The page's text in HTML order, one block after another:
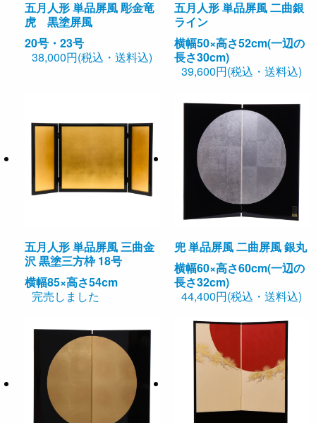
五月人形 単品屏風 彫金竜
虎 黒塗屏風
20号・23号
38,000円(税込・送料込)
五月人形 単品屏風 二曲銀
ライン
横幅50×高さ52cm(一辺の
長さ30cm)
39,600円(税込・送料込)
五月人形 単品屏風 三曲金
沢 黒塗三方枠 18号
横幅85×高さ54cm
完売しました
兜 単品屏風 二曲屏風 銀丸
横幅60×高さ60cm(一辺の
長さ32cm)
44,400円(税込・送料込)